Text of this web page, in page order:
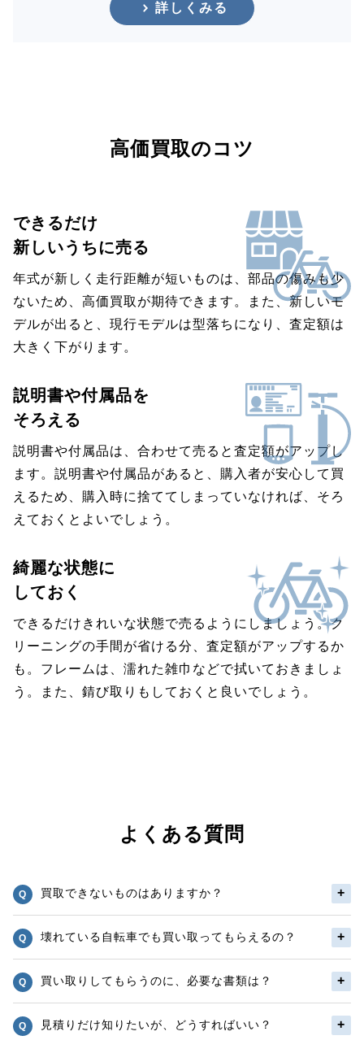
詳しくみる
高価買取のコツ
できるだけ
新しいうちに売る
年式が新しく走行距離が短いものは、部品の傷みも少
ないため、高価買取が期待できます。また、新しいモ
デルが出ると、現行モデルは型落ちになり、査定額は
大きく下がります。
説明書や付属品を
そろえる
説明書や付属品は、合わせて売ると査定額がアップし
ます。説明書や付属品があると、購入者が安心して買
えるため、購入時に捨ててしまっていなければ、そろ
えておくとよいでしょう。
綺麗な状態に
しておく
できるだけきれいな状態で売るようにしましょう。ク
リーニングの手間が省ける分、査定額がアップするか
も。フレームは、濡れた雑巾などで拭いておきましょ
う。また、錆び取りもしておくと良いでしょう。
よくある質問
買取できないものはありますか？
壊れている自転車でも買い取ってもらえるの？
買い取りしてもらうのに、必要な書類は？
見積りだけ知りたいが、どうすればいい？